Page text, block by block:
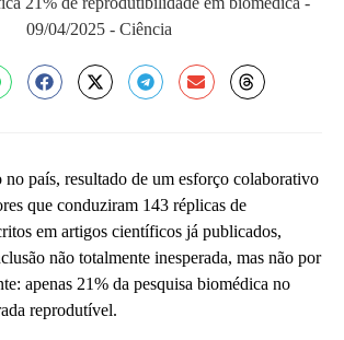
país, resultado de um esforço colaborativo
que conduziram 143 réplicas de
em artigos científicos já publicados,
não totalmente inesperada, mas não por
apenas 21% da pesquisa biomédica no
reprodutível.